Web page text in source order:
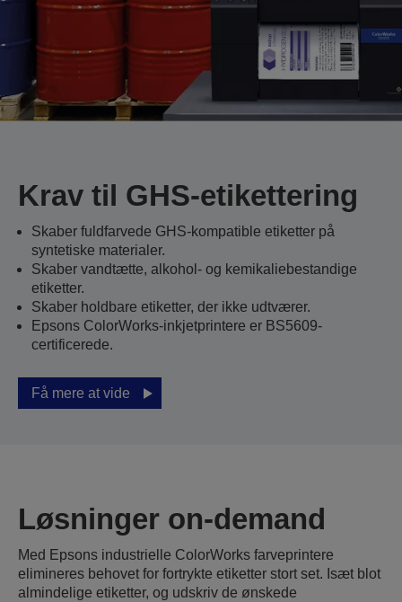
Krav til GHS-etikettering
Skaber fuldfarvede GHS-kompatible etiketter på
syntetiske materialer.
Skaber vandtætte, alkohol- og kemikaliebestandige
etiketter.
Skaber holdbare etiketter, der ikke udtværer.
Epsons ColorWorks-inkjetprintere er BS5609-
certificerede.
Få mere at vide
Løsninger on-demand
Med Epsons industrielle ColorWorks farveprintere
elimineres behovet for fortrykte etiketter stort set. Isæt blot
almindelige etiketter, og udskriv de ønskede